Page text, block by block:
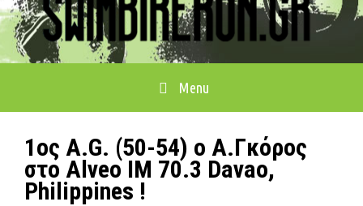
Menu
1ος A.G. (50-54) ο Α.Γκόρος
στο Alveo ΙΜ 70.3 Davao,
Philippines !